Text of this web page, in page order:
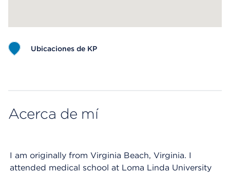
Ubicaciones de KP
Acerca de mí
I am originally from Virginia Beach, Virginia. I
attended medical school at Loma Linda University